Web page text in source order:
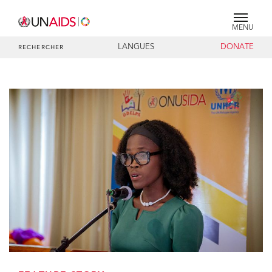
MENU
RECHERCHER LANGUES DONATE